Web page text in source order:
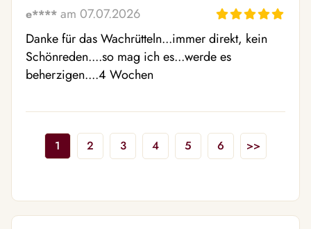
e**** am 07.07.2026
Danke für das Wachrütteln...immer direkt, kein
Schönreden....so mag ich es...werde es
beherzigen....4 Wochen
1 2 3 4 5 6 >>